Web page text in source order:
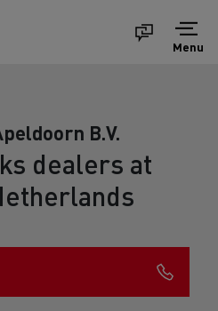
Menu
B.V.
dealers at